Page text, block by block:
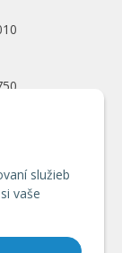
služieb
vaše